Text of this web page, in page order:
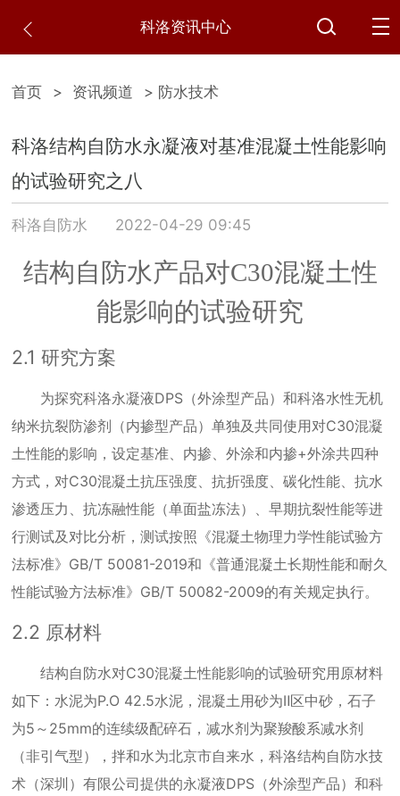
科洛资讯中心
首页 > 资讯频道 > 防水技术
科洛结构自防水永凝液对基准混凝土性能影响
的试验研究之八
科洛自防水 2022-04-29 09:45
结构自防水产品对C30混凝土性
能影响的试验研究
2.1研究方案
为探究科洛永凝液DPS （外涂型产品）和科洛水性无机
纳米抗裂防渗剂（内掺型产品）单独及共同使用对C30混凝
土性能的影响，设定基准、内掺、外涂和内掺+外涂共四种
方式，对C30混凝土抗压强度、抗折强度、碳化性能、抗水
渗透压力、抗冻融性能（单面盐冻法）、早期抗裂性能等进
行测试及对比分析，测试按照《混凝土物理力学性能试验方
法标准》 GB/T 50081-2019和《普通混凝土长期性能和耐久
性能试验方法标准》 GB/T 50082-2009的有关规定执行。
2.2 原材料
结构自防水对C30混凝土性能影响的试验研究用原材料
如下：水泥为P.O 42.5水泥，混凝土用砂为Ⅱ区中砂，石子
为5 ～ 25mm的连续级配碎石，减水剂为聚羧酸系减水剂
（非引气型），拌和水为北京市自来水，科洛结构自防水技
术（深圳）有限公司提供的永凝液DPS （外涂型产品）和科